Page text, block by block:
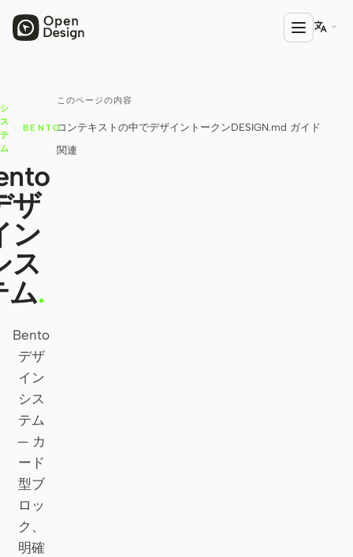
プロダクト
Open Design
HTML Video
Cursor Agent
Claude Code
OpenCode
Gemini CLI
GitHub Copilot CLI
Grok Build

このページの内容
コンテキストの中でデザイントークンDESIGN.md ガイド
関連
シ
ス
テ
ム
· BENTO
ザ
ン
ス
ム.
Bento
デザ
イン
シス
テム
— カ
ード
型ブ
ロッ
ク、
明確